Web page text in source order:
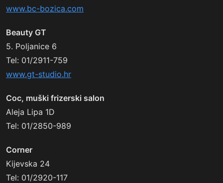
www.bc-bozica.com
Beauty GT
5. Poljanice 6
Tel: 01/2911-759
www.gt-studio.hr
Coc, muški frizerski salon
Aleja Lipa 1D
Tel: 01/2850-989
Corner
Kijevska 24
Tel: 01/2920-117